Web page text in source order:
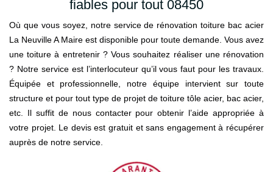
fiables pour tout 08450
Où que vous soyez, notre service de rénovation toiture bac acier
La Neuville A Maire est disponible pour toute demande. Vous avez
une toiture à entretenir ? Vous souhaitez réaliser une rénovation
? Notre service est l’interlocuteur qu’il vous faut pour les travaux.
Équipée et professionnelle, notre équipe intervient sur toute
structure et pour tout type de projet de toiture tôle acier, bac acier,
etc. Il suffit de nous contacter pour obtenir l’aide appropriée à
votre projet. Le devis est gratuit et sans engagement à récupérer
auprès de notre service.